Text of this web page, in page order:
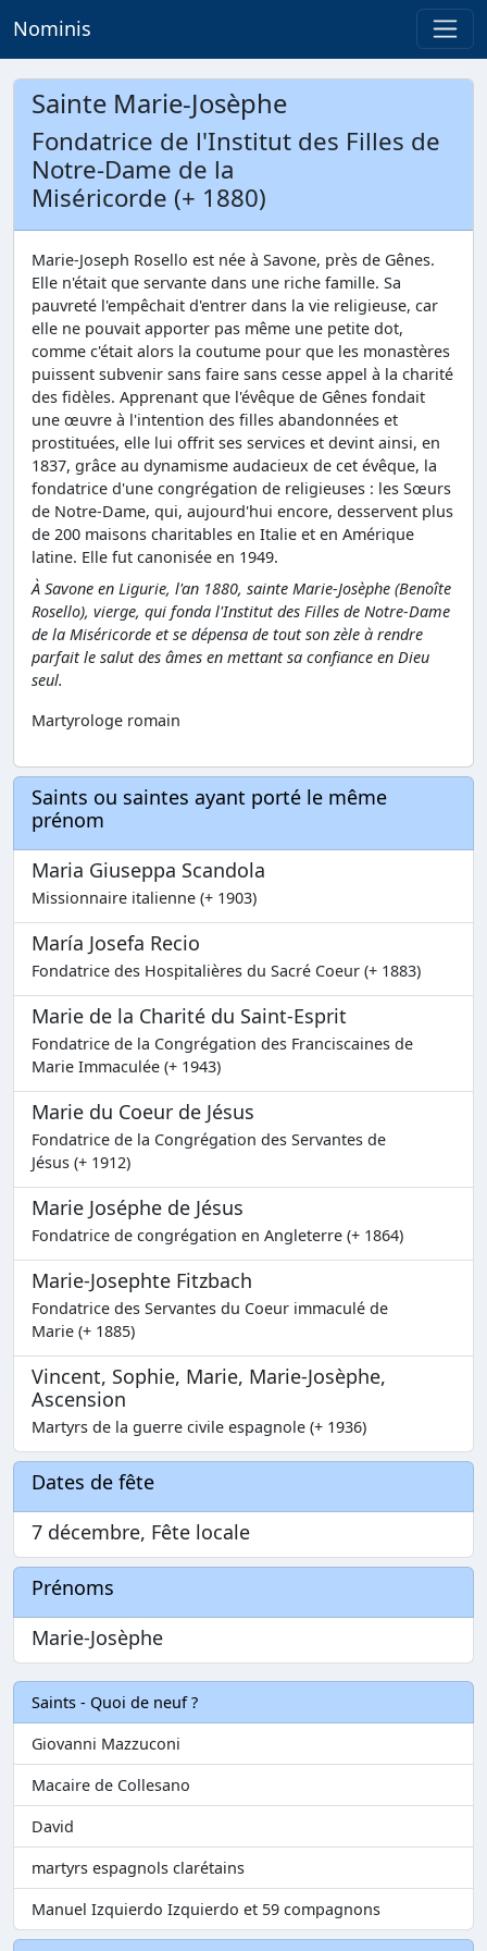
Nominis
Sainte Marie-Josèphe
Fondatrice de l'Institut des Filles de
Notre-Dame de la
Miséricorde (+ 1880)
Marie-Joseph Rosello est née à Savone, près de Gênes.
Elle n'était que servante dans une riche famille. Sa
pauvreté l'empêchait d'entrer dans la vie religieuse, car
elle ne pouvait apporter pas même une petite dot,
comme c'était alors la coutume pour que les monastères
puissent subvenir sans faire sans cesse appel à la charité
des fidèles. Apprenant que l'évêque de Gênes fondait
une œuvre à l'intention des filles abandonnées et
prostituées, elle lui offrit ses services et devint ainsi, en
1837, grâce au dynamisme audacieux de cet évêque, la
fondatrice d'une congrégation de religieuses : les Sœurs
de Notre-Dame, qui, aujourd'hui encore, desservent plus
de 200 maisons charitables en Italie et en Amérique
latine. Elle fut canonisée en 1949.
À Savone en Ligurie, l'an 1880, sainte Marie-Josèphe (Benoîte
Rosello), vierge, qui fonda l'Institut des Filles de Notre-Dame
de la Miséricorde et se dépensa de tout son zèle à rendre
parfait le salut des âmes en mettant sa confiance en Dieu
seul.
Martyrologe romain
Saints ou saintes ayant porté le même
prénom
Maria Giuseppa Scandola
Missionnaire italienne (+ 1903)
María Josefa Recio
Fondatrice des Hospitalières du Sacré Coeur (+ 1883)
Marie de la Charité du Saint-Esprit
Fondatrice de la Congrégation des Franciscaines de
Marie Immaculée (+ 1943)
Marie du Coeur de Jésus
Fondatrice de la Congrégation des Servantes de
Jésus (+ 1912)
Marie Joséphe de Jésus
Fondatrice de congrégation en Angleterre (+ 1864)
Marie-Josephte Fitzbach
Fondatrice des Servantes du Coeur immaculé de
Marie (+ 1885)
Vincent, Sophie, Marie, Marie-Josèphe,
Ascension
Martyrs de la guerre civile espagnole (+ 1936)
Dates de fête
7 décembre, Fête locale
Prénoms
Marie-Josèphe
Saints - Quoi de neuf ?
Giovanni Mazzuconi
Macaire de Collesano
David
martyrs espagnols clarétains
Manuel Izquierdo Izquierdo et 59 compagnons